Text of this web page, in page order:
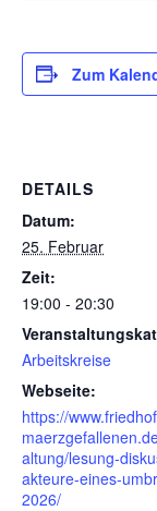
Zum
DETAILS
Datum:
25. Februar
Zeit:
19:00 - 20:30
Arbeitskreise
Webseite:
https://
altung/lesung-
akteure-eines-
2026/